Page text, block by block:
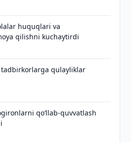
huquqlari va
qilishni kuchaytirdi
qulayliklar
qoʻllab-quvvatlash